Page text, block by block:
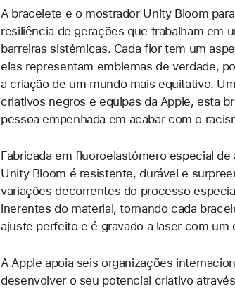
minutos
a
branco.
A bracelete e o mostrador Unity Bloom
resiliência de gerações que trabalham em
barreiras sistémicas. Cada flor tem um
elas representam emblemas de verdade,
a criação de um mundo mais equitativo.
criativos negros e equipas da Apple, esta
pessoa empenhada em acabar com o
Fabricada em fluoroelastómero especial
Unity Bloom é resistente, durável e
variações decorrentes do processo
inerentes do material, tornando cada
ajuste perfeito e é gravado a laser com
A Apple apoia seis organizações
desenvolver o seu potencial criativo